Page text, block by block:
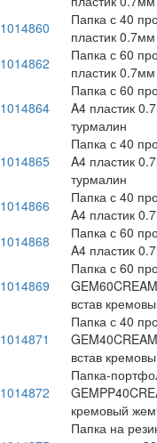
1014860
Папка с 40
пластик
1014862
Папка с 60
пластик
1014864
Папка с 60
A4 пластик
турмалин
1014865
Папка с 40
A4 пластик
турмалин
1014866
Папка с 40
A4 пластик
1014868
Папка с 60
A4 пластик
1014869
Папка с 60
встав
1014871
Папка с 40
встав
1014872
Папка-
кремовый
Папка на